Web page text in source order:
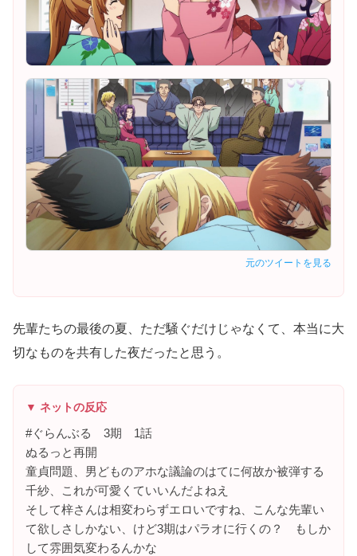
元のツイートを見る
先輩たちの最後の夏、ただ騒ぐだけじゃなくて、本当に大
切なものを共有した夜だったと思う。
▼ ネットの反応
#ぐらんぶる 3期 1話
ぬるっと再開
童貞問題、男どものアホな議論のはてに何故か被弾する
千紗、これが可愛くていいんだよねえ
そして梓さんは相変わらずエロいですね、こんな先輩い
て欲しさしかない、けど3期はパラオに行くの？ もしか
して雰囲気変わるんかな